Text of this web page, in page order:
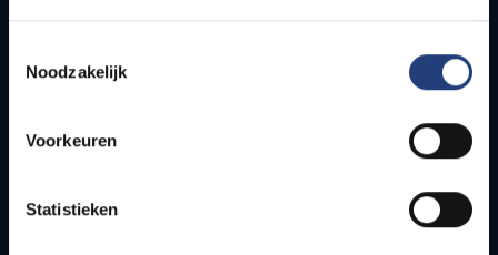
Noodzakelijk
Voorkeuren
Statistieken
Snel naar
Bereikbaarheid